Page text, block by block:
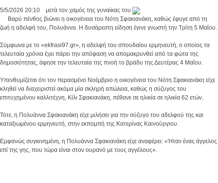
5/5/2026 20:10
μετά τον χαμός της γυναίκας του
Βαρύ πένθος βιώνει η οικογένεια του Νότη Σφακιανάκη, καθώς έφυγε από τη
ζωή η αδελφή του, Πολυάννα. Η δυσάρεστη είδηση έγινε γνωστή την Τρίτη 5 Μαΐου.
Σύμφωνα με το «ekfrasi97.gr», η αδελφή του σπουδαίου ερμηνευτή, ο οποίος τα
τελευταία χρόνια έχει πάρει την απόφαση να απομακρυνθεί από τα φώτα της
δημοσιότητας, άφησε την τελευταία της πνοή το βράδυ της Δευτέρας 4 Μαΐου.
Υπενθυμίζεται ότι τον περασμένο Νοέμβριο η οικογένεια του Νότη Σφακιανάκη είχε
κληθεί να διαχειριστεί ακόμα μία σκληρή απώλεια, καθώς η σύζυγος του
επιτυχημένου καλλιτέχνη, Κίλι Σφακιανάκη, πέθανε σε ηλικία σε ηλικία 62 ετών.
Τότε, η Πολυάννα Σφακιανάκη είχε μιλήσει για την σύζυγο του αδελφού της και
καταξιωμένου ερμηνευτή, στην εκπομπή της Κατερίνας Καινούργιου.
Εμφανώς συγκινημένη, η Πολυάννα Σφακιανάκη είχε αναφέρει: «Ήταν ένας άγγελος
επί της γης, που τώρα είναι στον ουρανό με τους αγγέλους».